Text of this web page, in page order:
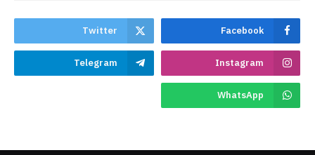
Facebook
Twitter
Instagram
Telegram
WhatsApp